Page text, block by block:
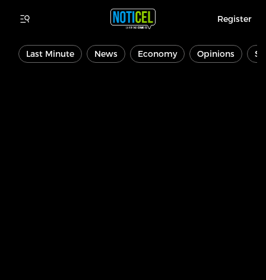
Register
Last Minute News Economy Opinions